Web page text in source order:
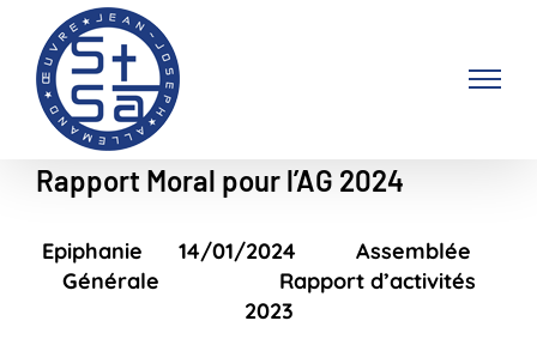
contenu
Rapport Moral pour l’AG 2024
Epiphanie 14/01/2024 Assemblée
Générale Rapport d’activités
2023